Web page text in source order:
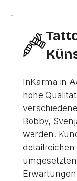
InKarma in
hohe
Bobby,
werden.